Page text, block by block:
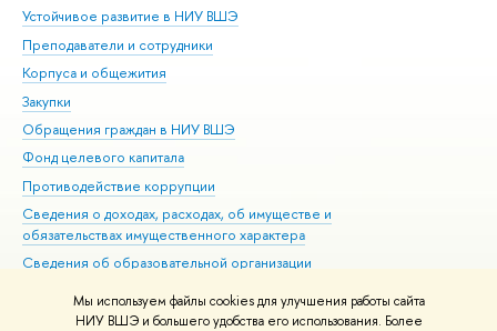
Мы используем файлы cookies для улучшения работы сайта
НИУ ВШЭ и большего удобства его использования. Более
Устойчивое развитие в НИУ ВШЭ
Преподаватели и сотрудники
Корпуса и общежития
Закупки
Обращения граждан в НИУ ВШЭ
Фонд целевого капитала
Противодействие коррупции
Сведения о доходах, расходах, об имуществе и
обязательствах имущественного характера
Сведения об образовательной организации
Людям с ограниченными возможностями здоровья
Единая платежная страница